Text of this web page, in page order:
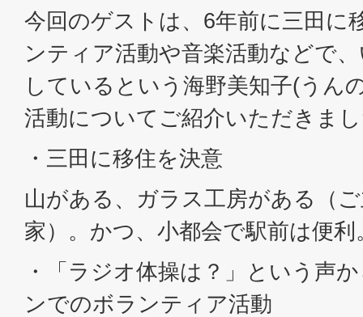
今回のゲストは、6年前に三田に
ンティア活動や音楽活動などで
しているという海野美知子(うん
活動についてご紹介いただきま
・三田に移住を決意
山がある、ガラス工房がある（
家）。かつ、小都会で駅前は便利
・「ラジオ体操は？」という声
ンでのボランティア活動